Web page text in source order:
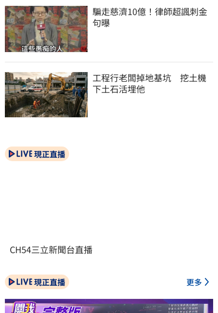
騙走慈濟10億！律師超諷刺金
句曝
工程行老闆掉地基坑　挖土機
下土石活埋他
現正直播
CH54三立新聞台直播
現正直播 更多